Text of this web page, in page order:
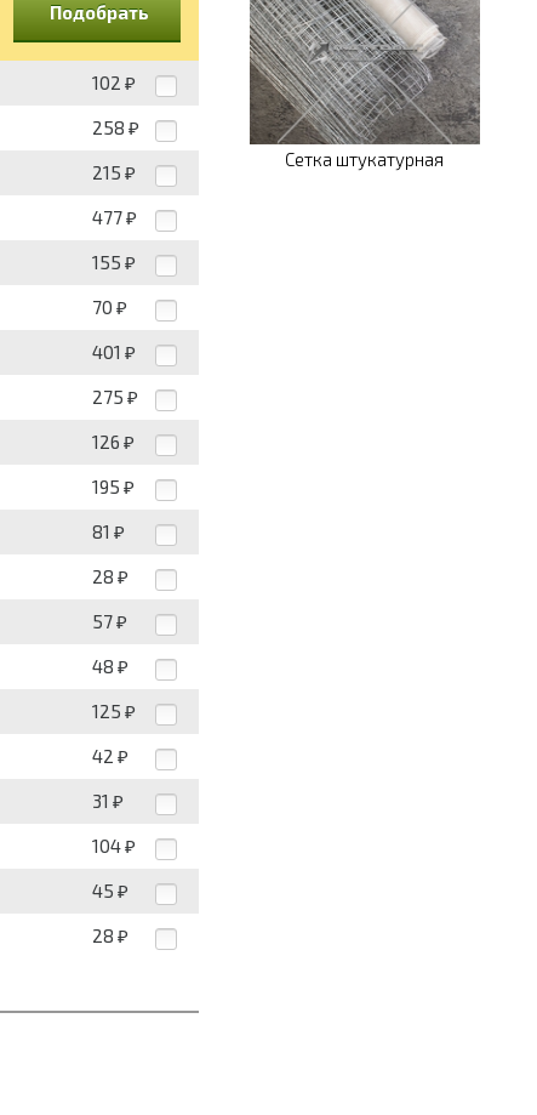
Подобрать
102 ₽
258 ₽
215 ₽
477 ₽
155 ₽
70 ₽
401 ₽
275 ₽
126 ₽
195 ₽
81 ₽
28 ₽
57 ₽
48 ₽
125 ₽
42 ₽
31 ₽
104 ₽
45 ₽
28 ₽
Сетка штукатурная